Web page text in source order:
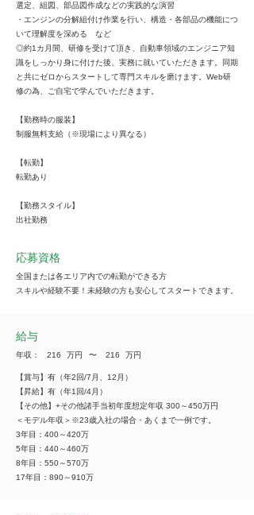
選定、組図、部品図作成などの実践的な演習
・エンジンの分解組付け作業を行い、構造・各部品の機能につ
いて理解度を深める など
◎約1カ月間、研修を受けて頂き、自動車領域のエンジニア知
識をしっかり身に付けた後、実務に就いていただきます。同期
と共にゼロからスタートして専門スキルを磨けます。Web研
修の為、ご自宅で学んでいただきます。
【勤務時の服装】
制服無料支給（※現場により異なる）
【転勤】
転勤あり
【勤務スタイル】
出社勤務
応募資格
全国または各エリア内での転勤ができる方
スキルや経験不要！未経験の方も安心してスタートできます。
給与
年収： 216 万円 ​〜 216 万円
【賞与】有（年2回/7月、12月）
【昇給】有（年1回/4月）
【その他】+その他諸手当初年度想定年収 300～450万円
＜モデル年収＞※23歳入社の場合・あくまで一例です。
3年目：400～420万
5年目：440～460万
8年目：550～570万
17年目：890～910万